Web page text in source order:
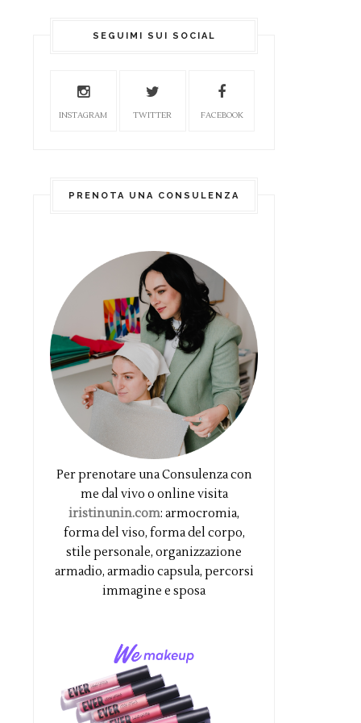
SEGUIMI SUI SOCIAL
INSTAGRAM TWITTER FACEBOOK
PRENOTA UNA CONSULENZA
Per prenotare una Consulenza con
me dal vivo o online visita
iristinunin.com: armocromia,
forma del viso, forma del corpo,
stile personale, organizzazione
armadio, armadio capsula, percorsi
immagine e sposa